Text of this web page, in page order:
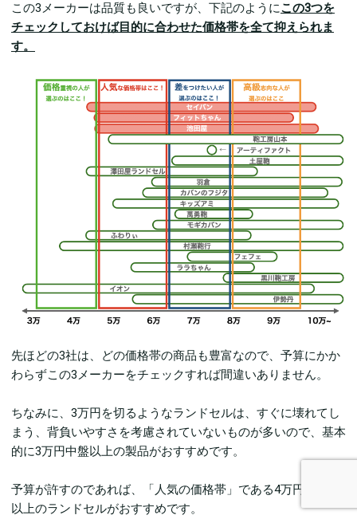
この3メーカーは品質も良いですが、下記のようにこの3つを
チェックしておけば目的に合わせた価格帯を全て抑えられま
す。
先ほどの3社は、どの価格帯の商品も豊富なので、予算にかか
わらずこの3メーカーをチェックすれば間違いありません。
ちなみに、3万円を切るようなランドセルは、すぐに壊れてし
まう、背負いやすさを考慮されていないものが多いので、基本
的に3万円中盤以上の製品がおすすめです。
予算が許すのであれば、「人気の価格帯」である4万円台後半
以上のランドセルがおすすめです。